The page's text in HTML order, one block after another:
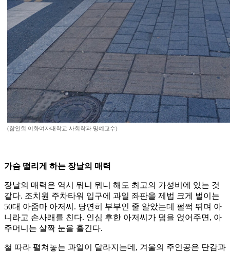
(함인희 이화여자대학교 사회학과 명예교수)
가슴 떨리게 하는 장날의 매력
장날의 매력은 역시 뭐니 뭐니 해도 최고의 가성비에 있는 것
같다. 조치원 주차타워 입구에 과일 좌판을 제법 크게 벌이는
50대 아줌마 아저씨. 당연히 부부인 줄 알았는데 펄쩍 뛰며 아
니라고 손사래를 친다. 인심 후한 아저씨가 덤을 얹어주면, 아
주머니는 살짝 눈을 흘긴다.
철 따라 펼쳐놓는 과일이 달라지는데, 겨울의 주인공은 단감과